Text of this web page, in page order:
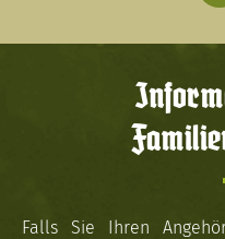
Falls Sie Ihren